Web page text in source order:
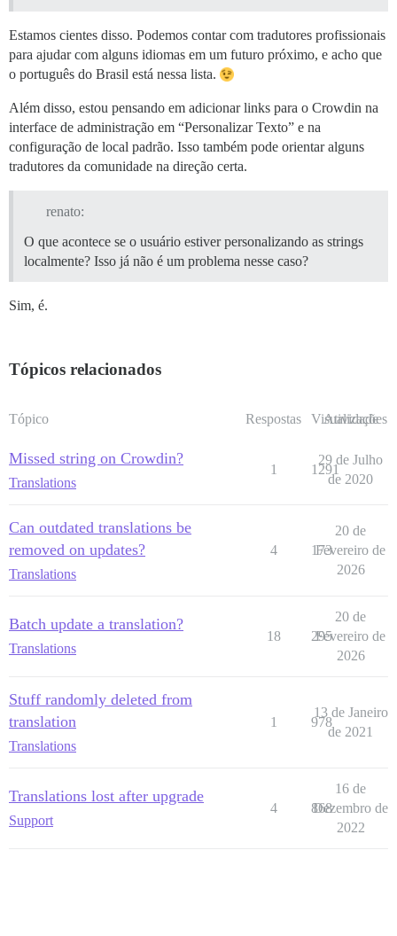
Estamos cientes disso. Podemos contar com tradutores profissionais
para ajudar com alguns idiomas em um futuro próximo, e acho que
o português do Brasil está nessa lista.
Além disso, estou pensando em adicionar links para o Crowdin na
interface de administração em “Personalizar Texto” e na
configuração de local padrão. Isso também pode orientar alguns
tradutores da comunidade na direção certa.
renato:
O que acontece se o usuário estiver personalizando as strings
localmente? Isso já não é um problema nesse caso?
Sim, é.
Tópicos relacionados
Tópico Respostas Visualizações
Atividade
Missed string on Crowdin?
Translations
1 1291
29 de Julho
de 2020
Can outdated translations be
removed on updates?
Translations
4 173
20 de
Fevereiro de
2026
Batch update a translation?
Translations
18 295
20 de
Fevereiro de
2026
Stuff randomly deleted from
translation
Translations
1 978
13 de Janeiro
de 2021
Translations lost after upgrade
Support
4 868
16 de
Dezembro de
2022